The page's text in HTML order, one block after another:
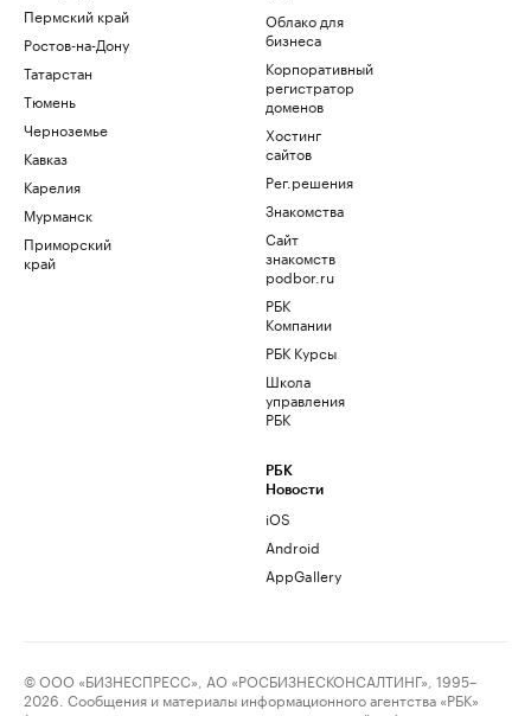
Пермский край
Ростов-на-Дону
Татарстан
Тюмень
Черноземье
Кавказ
Карелия
Мурманск
Приморский
край
Облако для
бизнеса
Корпоративный
регистратор
доменов
Хостинг
сайтов
Рег.решения
Знакомства
Сайт
знакомств
podbor.ru
РБК
Компании
РБК Курсы
Школа
управления
РБК
РБК
Новости
iOS
Android
AppGallery
© ООО «БИЗНЕСПРЕСС», АО «РОСБИЗНЕСКОНСАЛТИНГ», 1995–
2026. Сообщения и материалы информационного агентства «РБК»